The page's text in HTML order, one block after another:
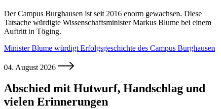
Der Campus Burghausen ist seit 2016 enorm gewachsen. Diese
Tatsache würdigte Wissenschaftsminister Markus Blume bei einem
Auftritt in Töging.
Minister Blume würdigt Erfolgsgeschichte des Campus Burghausen
04. August 2026
Abschied mit Hutwurf, Handschlag und
vielen Erinnerungen